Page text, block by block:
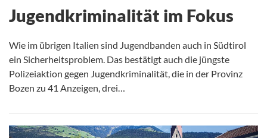
Jugendkriminalität im Fokus
Wie im übrigen Italien sind Jugendbanden auch in Südtirol
ein Sicherheitsproblem. Das bestätigt auch die jüngste
Polizeiaktion gegen Jugendkriminalität, die in der Provinz
Bozen zu 41 Anzeigen, drei…